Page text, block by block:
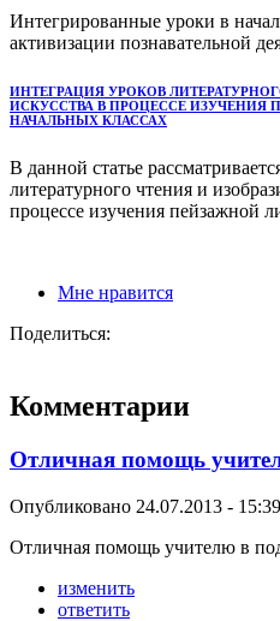
Интегрированные уроки в
активизации познавательной
ИНТЕГРАЦИЯ УРОКОВ
ИСКУССТВА В ПРОЦЕССЕ ИЗУЧЕНИЯ
НАЧАЛЬНЫХ КЛАССАХ
В данной статье
литературного чтения и
процессе изучения пейзажной
Мне нравится
Поделиться:
Комментарии
Отличная помощь
Опубликовано 24.07.2013 -
Отличная помощь учителю в
изменить
ответить